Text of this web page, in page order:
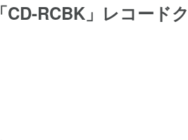
「CD-RCBK」レコード